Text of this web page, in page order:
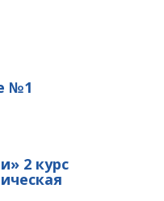
№1
2 курс